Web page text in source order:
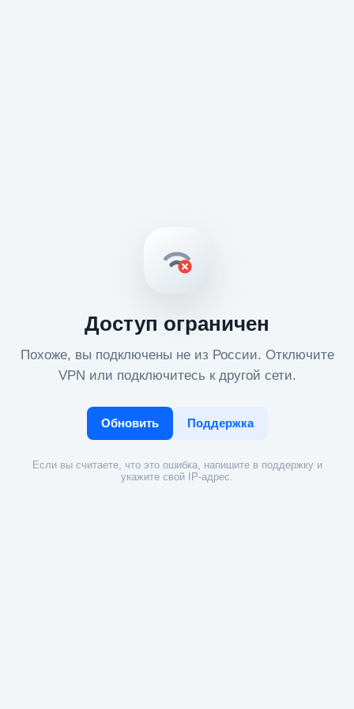
Доступ ограничен
Похоже, вы подключены не из России. Отключите
VPN или подключитесь к другой сети.
Обновить Поддержка
Если вы считаете, что это ошибка, напишите в поддержку и
укажите свой IP-адрес.